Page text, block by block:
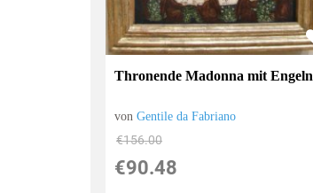
Thronende Madonna mit Engeln
vonGentile da Fabriano
€156.00
€90.48